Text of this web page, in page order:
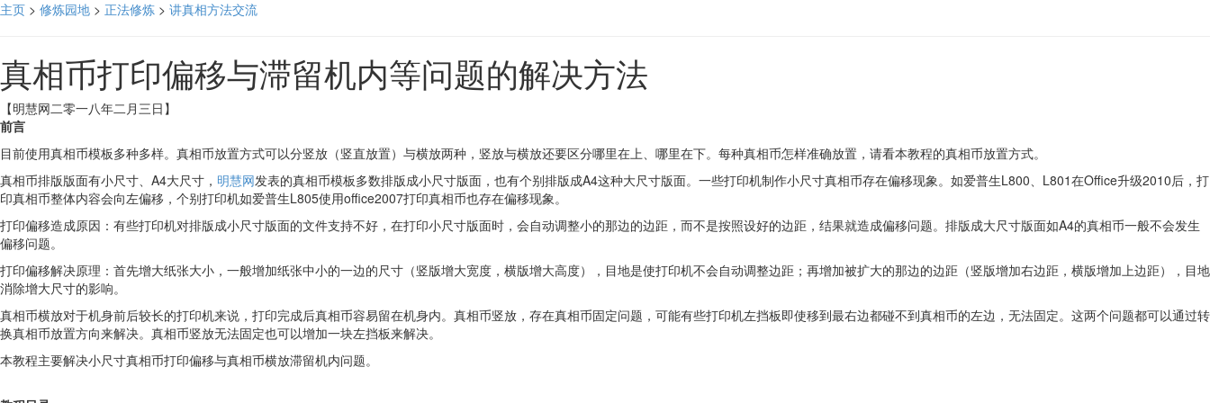
主页 > 修炼园地 > 正法修炼 > 讲真相方法交流
真相币打印偏移与滞留机内等问题的解决方法
【明慧网二零一八年二月三日】
前言
目前使用真相币模板多种多样。真相币放置方式可以分竖放（竖直放置）与横放两种，竖放与横放还要区分哪里在上、哪里在下。每种真相币怎样准确放置，请看本教程的真相币放置方式。
真相币排版版面有小尺寸、A4大尺寸， 明慧网发表的真相币模板多数排版成小尺寸版面，也有个别排版成A4这种大尺寸版面。一些打印机制作小尺寸真相币存在偏移现象。如爱普生L800、L801在Office升级2010后，打
印真相币整体内容会向左偏移，个别打印机如爱普生L805使用office2007打印真相币也存在偏移现象。
打印偏移造成原因：有些打印机对排版成小尺寸版面的文件支持不好，在打印小尺寸版面时，会自动调整小的那边的边距，而不是按照设好的边距，结果就造成偏移问题。排版成大尺寸版面如A4的真相币一般不会发生
偏移问题。
打印偏移解决原理：首先增大纸张大小，一般增加纸张中小的一边的尺寸（竖版增大宽度，横版增大高度），目地是使打印机不会自动调整边距；再增加被扩大的那边的边距（竖版增加右边距，横版增加上边距），目地
消除增大尺寸的影响。
真相币横放对于机身前后较长的打印机来说，打印完成后真相币容易留在机身内。真相币竖放，存在真相币固定问题，可能有些打印机左挡板即使移到最右边都碰不到真相币的左边，无法固定。这两个问题都可以通过转
换真相币放置方向来解决。真相币竖放无法固定也可以增加一块左挡板来解决。
本教程主要解决小尺寸真相币打印偏移与真相币横放滞留机内问题。